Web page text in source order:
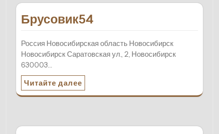
Брусовик54
Россия Новосибирская область Новосибирск
Новосибирск Саратовская ул., 2, Новосибирск
630003…
Читайте далее